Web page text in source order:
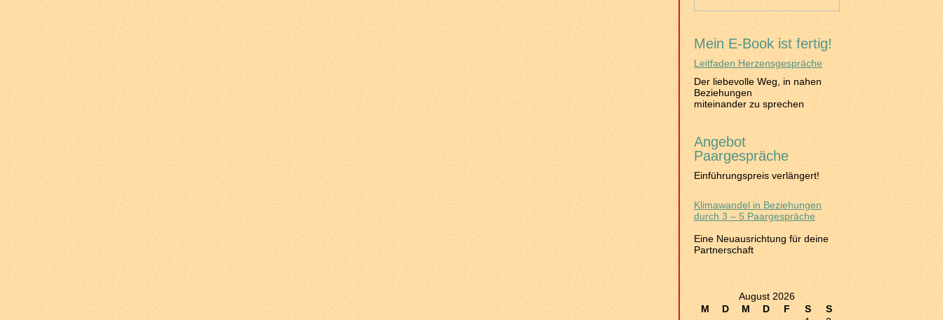
Mein E-Book ist fertig!
Leitfaden Herzensgespräche
Der liebevolle Weg, in nahen
Beziehungen
miteinander zu sprechen
Angebot
Paargespräche
Einführungspreis verlängert!
Klimawandel in Beziehungen
durch 3 – 5 Paargespräche
Eine Neuausrichtung für deine
Partnerschaft
August 2026
M
D M D F S
S